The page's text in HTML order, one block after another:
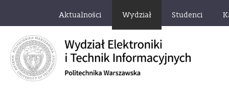
Aktualności Wydział Studenci